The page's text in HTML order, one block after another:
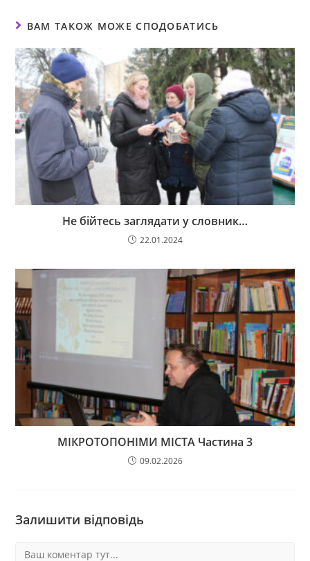
ВАМ ТАКОЖ МОЖЕ СПОДОБАТИСЬ
Не бійтесь заглядати у словник…
22.01.2024
МІКРОТОПОНІМИ МІСТА Частина 3
09.02.2026
Залишити відповідь